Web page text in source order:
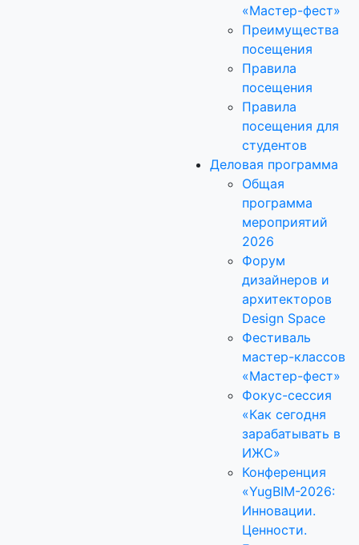
«Мастер-фест»
Преимущества
посещения
Правила
посещения
Правила
посещения для
студентов
Деловая программа
Общая
программа
мероприятий
2026
Форум
дизайнеров и
архитекторов
Design Space
Фестиваль
мастер-классов
«Мастер-фест»
Фокус-сессия
«Как сегодня
зарабатывать в
ИЖС»
Конференция
«YugBIM-2026:
Инновации.
Ценности.